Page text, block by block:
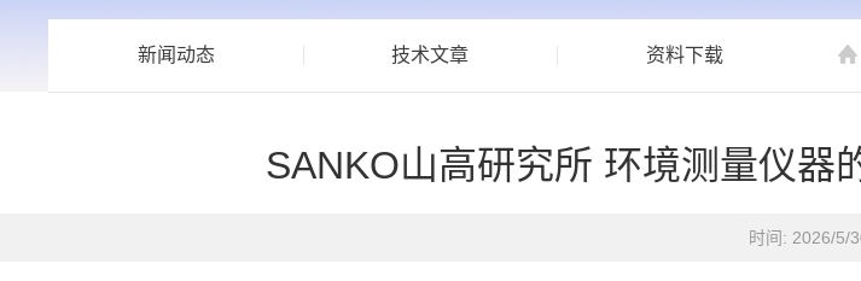
新闻动态 技术文章 资料下载
SANKO山高研究所 环境测量仪器
时间: 2026/5/